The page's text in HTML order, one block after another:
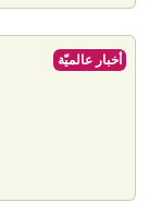
أخبار عالميّة